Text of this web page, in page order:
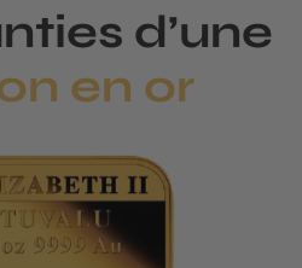
d’une
en or